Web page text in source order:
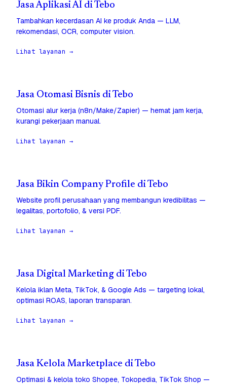
Jasa Aplikasi AI di Tebo
Tambahkan kecerdasan AI ke produk Anda — LLM,
rekomendasi, OCR, computer vision.
Lihat layanan →
Jasa Otomasi Bisnis di Tebo
Otomasi alur kerja (n8n/Make/Zapier) — hemat jam kerja,
kurangi pekerjaan manual.
Lihat layanan →
Jasa Bikin Company Profile di Tebo
Website profil perusahaan yang membangun kredibilitas —
legalitas, portofolio, & versi PDF.
Lihat layanan →
Jasa Digital Marketing di Tebo
Kelola iklan Meta, TikTok, & Google Ads — targeting lokal,
optimasi ROAS, laporan transparan.
Lihat layanan →
Jasa Kelola Marketplace di Tebo
Optimasi & kelola toko Shopee, Tokopedia, TikTok Shop —